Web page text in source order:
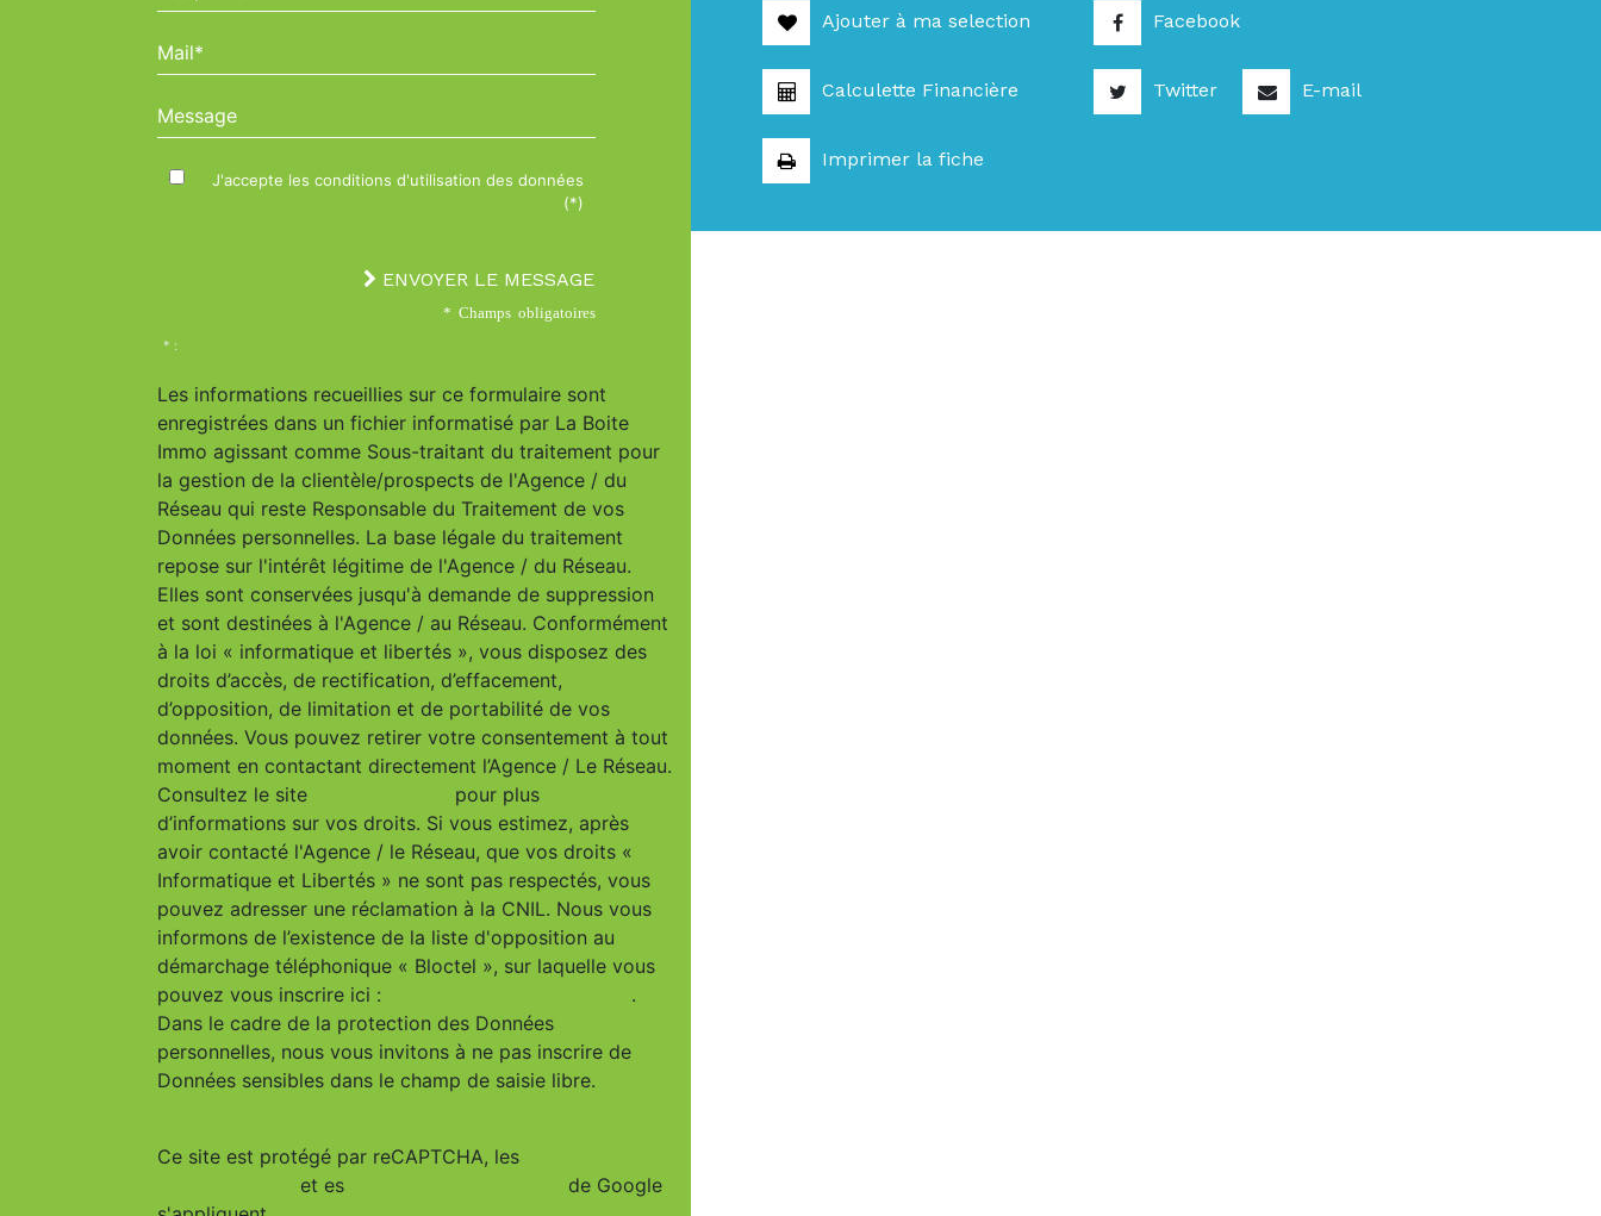
Mail*
Message
J'accepte les conditions d'utilisation des données
(*)
ENVOYER LE MESSAGE
* Champs obligatoires
* :
Les informations recueillies sur ce formulaire sont
enregistrées dans un fichier informatisé par La Boite
Immo agissant comme Sous-traitant du traitement pour
la gestion de la clientèle/prospects de l'Agence / du
Réseau qui reste Responsable du Traitement de vos
Données personnelles. La base légale du traitement
repose sur l'intérêt légitime de l'Agence / du Réseau.
Elles sont conservées jusqu'à demande de suppression
et sont destinées à l'Agence / au Réseau. Conformément
à la loi « informatique et libertés », vous disposez des
droits d’accès, de rectification, d’effacement,
d’opposition, de limitation et de portabilité de vos
données. Vous pouvez retirer votre consentement à tout
moment en contactant directement l’Agence / Le Réseau.
Consultez le site
pour plus
d’informations sur vos droits. Si vous estimez, après
avoir contacté l'Agence / le Réseau, que vos droits «
Informatique et Libertés » ne sont pas respectés, vous
pouvez adresser une réclamation à la CNIL. Nous vous
informons de l’existence de la liste d'opposition au
démarchage téléphonique « Bloctel », sur laquelle vous
pouvez vous inscrire ici :
.
Dans le cadre de la protection des Données
personnelles, nous vous invitons à ne pas inscrire de
Données sensibles dans le champ de saisie libre.
Ce site est protégé par reCAPTCHA, les
et es
de Google
Ajouter à ma selection
Calculette Financière
Imprimer la fiche
Facebook
Twitter E-mail